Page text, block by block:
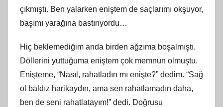
çıkmıştı. Ben yalarken eniştem de saçlarımı okşuyor,
başımı yarağına bastırıyordu…
Hiç beklemediğim anda birden ağzıma boşalmıştı.
Döllerini yuttuğuma eniştem çok memnun olmuştu.
Enişteme, “Nasıl, rahatladın mı enişte?” dedim. “Sağ
ol baldız harikaydın, ama sen rahatlamadın daha,
ben de seni rahatlatayım!” dedi. Doğrusu